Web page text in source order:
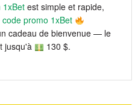
1xBet est simple et rapide,
code promo 1xBet
cadeau de bienvenue — le
jusqu'à
130 $.